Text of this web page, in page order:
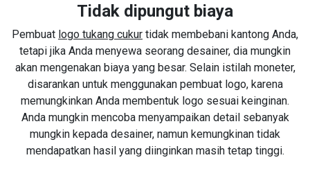
Tidak dipungut biaya
Pembuat logo tukang cukur tidak membebani kantong Anda,
tetapi jika Anda menyewa seorang desainer, dia mungkin
akan mengenakan biaya yang besar. Selain istilah moneter,
disarankan untuk menggunakan pembuat logo, karena
memungkinkan Anda membentuk logo sesuai keinginan.
Anda mungkin mencoba menyampaikan detail sebanyak
mungkin kepada desainer, namun kemungkinan tidak
mendapatkan hasil yang diinginkan masih tetap tinggi.